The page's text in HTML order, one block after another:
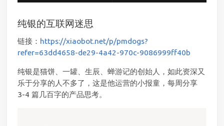
纯银的互联网迷思
链接： https://xiaobot.net/p/pmdogs?
refer=63dd4658-de29-4a42-970c-9086999ff40b
纯银是猫饼、一罐、生辰、蝉游记的创始人，如此资深又
乐于分享的人不多了，这是他运营的小报童，每周分享
3-4 篇几百字的产品思考。